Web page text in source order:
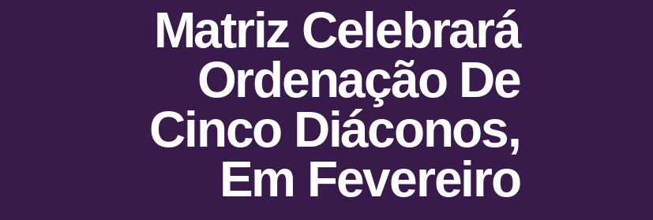
Matriz Celebrará
Ordenação De
Cinco Diáconos,
Em Fevereiro